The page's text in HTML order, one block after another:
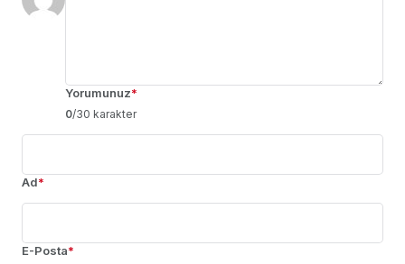
Yorumunuz*
0/30 karakter
Ad*
E-Posta*